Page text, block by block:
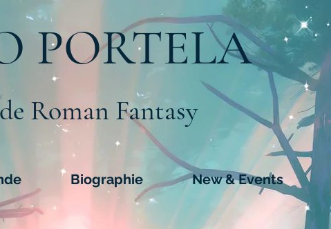
PORTELA
Roman Fantasy
Biographie New & Events